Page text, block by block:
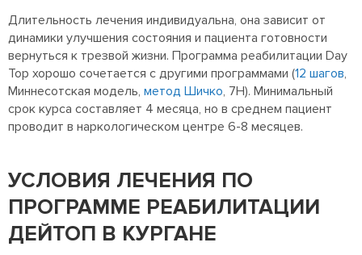
Длительность лечения индивидуальна, она зависит от
динамики улучшения состояния и пациента готовности
вернуться к трезвой жизни. Программа реабилитации Day
Top хорошо сочетается с другими программами (12 шагов,
Миннесотская модель, метод Шичко, 7Н). Минимальный
срок курса составляет 4 месяца, но в среднем пациент
проводит в наркологическом центре 6-8 месяцев.
УСЛОВИЯ ЛЕЧЕНИЯ ПО
ПРОГРАММЕ РЕАБИЛИТАЦИИ
ДЕЙТОП В КУРГАНЕ